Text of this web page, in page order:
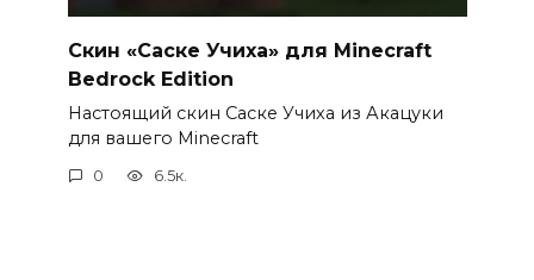
Скин «Саске Учиха» для Minecraft
Bedrock Edition
Настоящий скин Саске Учиха из Акацуки
для вашего Minecraft
0 6.5к.